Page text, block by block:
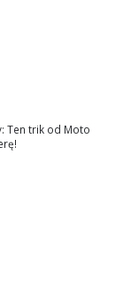
Ten trik od Moto